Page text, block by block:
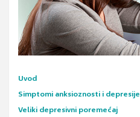
Uvod
Simptomi anksioznosti i depresije
Veliki depresivni poremećaj